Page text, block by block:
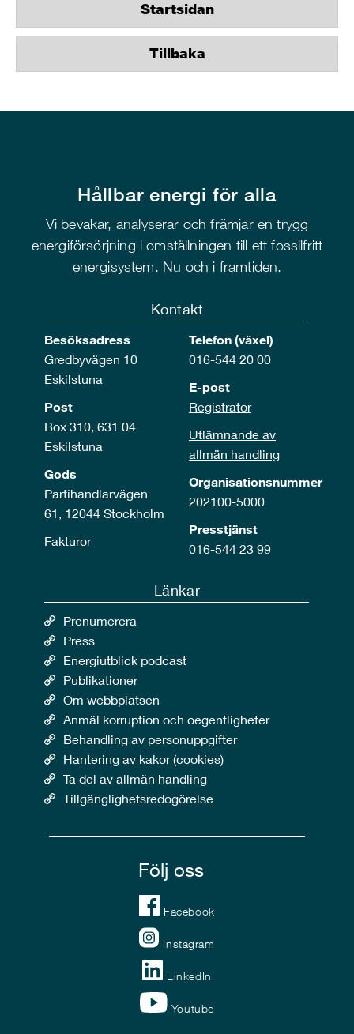
Startsidan
Tillbaka
Hållbar energi för alla
Vi bevakar, analyserar och främjar en trygg
energiförsörjning i omställningen till ett fossilfritt
energisystem. Nu och i framtiden.
Kontakt
Besöksadress
Gredbyvägen 10
Eskilstuna
Post
Box 310, 631 04
Eskilstuna
Gods
Partihandlarvägen
61, 12044 Stockholm
Fakturor
Telefon (växel)
016-544 20 00
E-post
Registrator
Utlämnande av
allmän handling
Organisationsnummer
202100-5000
Presstjänst
016-544 23 99
Länkar
Prenumerera
Press
Energiutblick podcast
Publikationer
Om webbplatsen
Anmäl korruption och oegentligheter
Behandling av personuppgifter
Hantering av kakor (cookies)
Ta del av allmän handling
Tillgänglighetsredogörelse
Följ oss
Facebook
Instagram
LinkedIn
Youtube